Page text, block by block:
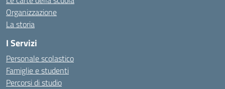
Organizzazione
La storia
I Servizi
Personale scolastico
Famiglie e studenti
Percorsi di studio